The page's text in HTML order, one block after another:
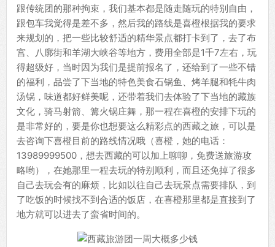
跟传统团的那种拘束，我们基本都是随走随玩的特别自由，
跟包车我觉得是差不多，然后我的路线是喜橙根据我的要求
来规划的，把一些比较舒适的精华景点都打卡到了，去了布
宫、八廓街和羊湖大峡谷等地方，费用全部是1千7左右，玩
得超级好，当时因为我们是提前报名了，还给到了一些不错
的福利，品尝了下当地的特色美食石锅鱼、烤羊腿和牦牛肉
汤锅，味道都好鲜美呢，还带着我们去体验了下当地的藏族
文化，骑马射箭、篝火锅庄舞，那一程在喜橙的安排下玩的
是非常好的，要是你也想要这么精彩点的西藏之旅，可以是
去咨询下喜橙目前的路线情况哦（喜橙，她的电话：
13989999500，想去西藏的可以加上聊聊，免费送旅游攻
略哟），在她那里一程去玩的特别顺利，而且还免掉了很多
自己去玩会有的麻烦，比如以往自己去玩景点需要排队，到
了吃饭的时候找不到合适的饭店，在喜橙那里都是直接到了
地方就可以进去了蛮省时间的。